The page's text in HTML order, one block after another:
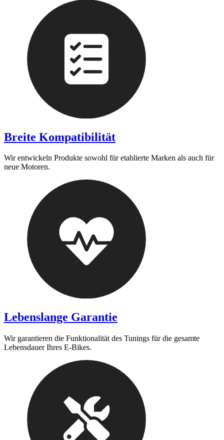
Breite Kompatibilität
Wir entwickeln Produkte sowohl für etablierte Marken als auch für
neue Motoren.
Lebenslange Garantie
Wir garantieren die Funktionalität des Tunings für die gesamte
Lebensdauer Ihres E-Bikes.